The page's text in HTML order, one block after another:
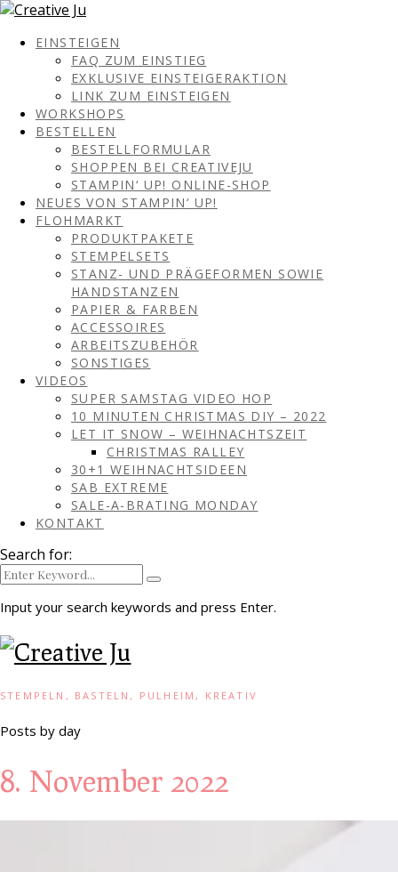
EINSTEIGEN
FAQ ZUM EINSTIEG
EXKLUSIVE EINSTEIGERAKTION
LINK ZUM EINSTEIGEN
WORKSHOPS
BESTELLEN
BESTELLFORMULAR
SHOPPEN BEI CREATIVEJU
STAMPIN‘ UP! ONLINE-SHOP
NEUES VON STAMPIN‘ UP!
FLOHMARKT
PRODUKTPAKETE
STEMPELSETS
STANZ- UND PRÄGEFORMEN SOWIE
HANDSTANZEN
PAPIER & FARBEN
ACCESSOIRES
ARBEITSZUBEHÖR
SONSTIGES
VIDEOS
SUPER SAMSTAG VIDEO HOP
10 MINUTEN CHRISTMAS DIY – 2022
LET IT SNOW – WEIHNACHTSZEIT
CHRISTMAS RALLEY
30+1 WEIHNACHTSIDEEN
SAB EXTREME
SALE-A-BRATING MONDAY
KONTAKT
Search for:
Input your search keywords and press Enter.
STEMPELN, BASTELN, PULHEIM, KREATIV
Posts by day
8. November 2022